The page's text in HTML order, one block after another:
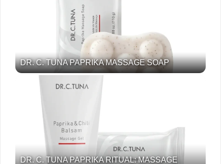
DR. C. TUNA PAPRIKA MASSAGE SOAP
DR. C. TUNA PAPRIKA RITUAL: MASSAGE